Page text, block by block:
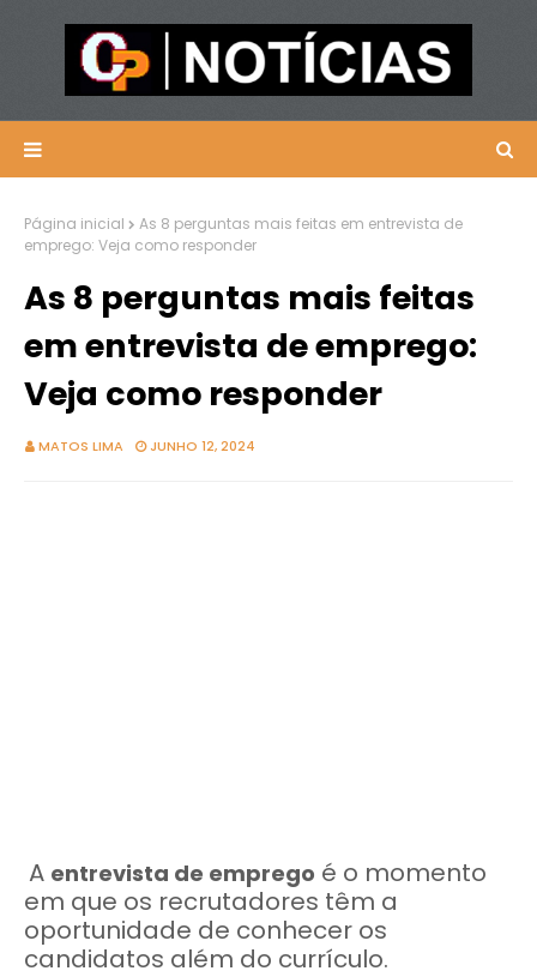
Página inicial
As 8 perguntas mais feitas em entrevista de
emprego: Veja como responder
As 8 perguntas mais feitas
em entrevista de emprego:
Veja como responder
MATOS LIMA JUNHO 12, 2024
A entrevista de emprego é o momento
em que os recrutadores têm a
oportunidade de conhecer os
candidatos além do currículo.